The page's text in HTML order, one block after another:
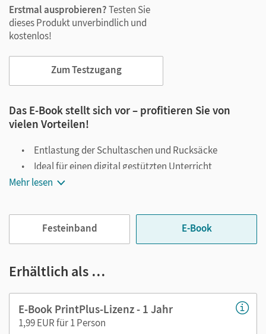
Erstmal ausprobieren?Testen Sie
dieses Produkt unverbindlich und
kostenlos!
Zum Testzugang
Das E-Book stellt sich vor – profitieren Sie von
vielen Vorteilen!
Entlastung der Schultaschen und Rucksäcke
Ideal für einen digital gestützten Unterricht
Notiz- und Markierungsmöglichkeit
Viele digitale Funktionen unterstützen das Lehren und
Lernen:
Notizen erstellen
Lesezeichen hinzufügen
Mehr lesen
Festeinband E-Book
Erhältlich als …
E-Book PrintPlus-Lizenz - 1 Jahr
1,99 EUR für 1 Person